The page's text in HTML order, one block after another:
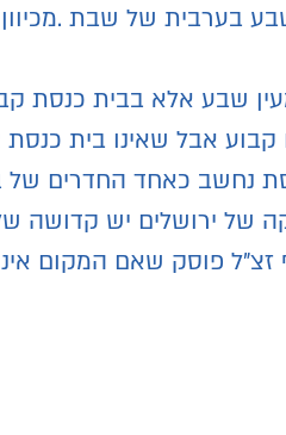
בערבית של שבת
שבע אלא בבית כנסת
אבל שאינו בית כנסת
נחשב כאחד החדרים של
של ירושלים יש קדושה
זצ"ל פוסק שאם המקום